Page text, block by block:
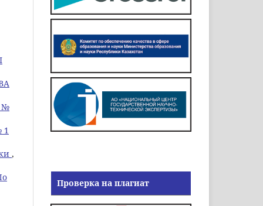
№
1
,
Проверка на плагиат